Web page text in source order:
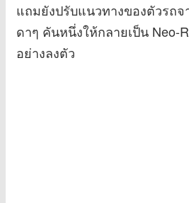
แถมยังปรับแนวทางของตัวรถ
ดาๆ คันหนึ่งให้กลายเป็น Neo-
อย่างลงตัว